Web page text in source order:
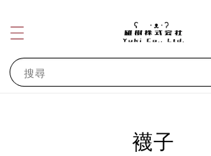
搜尋
襪子